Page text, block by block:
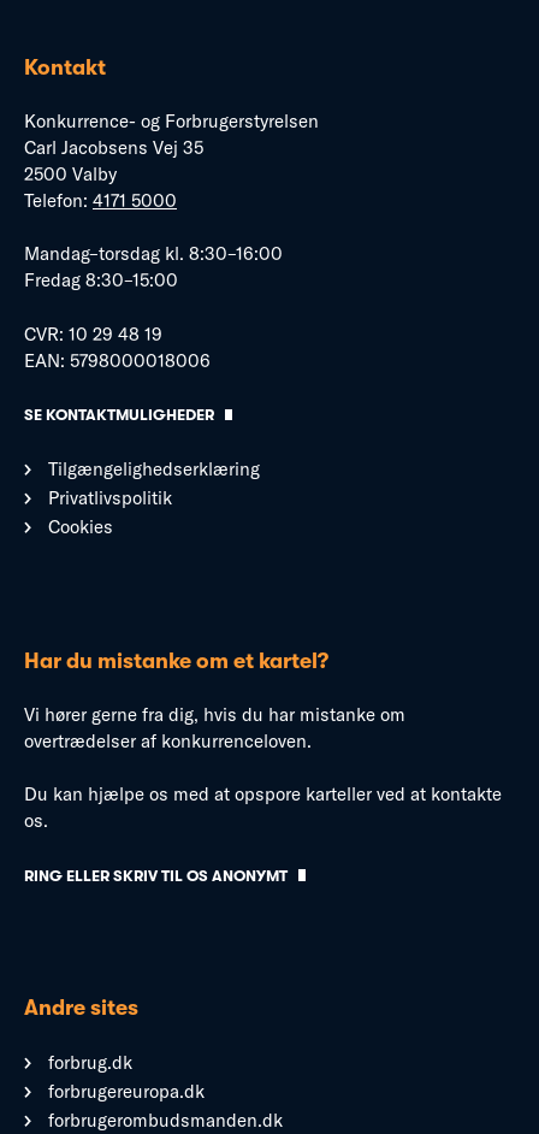
Kontakt
Konkurrence- og Forbrugerstyrelsen
Carl Jacobsens Vej 35
2500 Valby
Telefon: 4171 5000
Mandag–torsdag kl. 8:30–16:00
Fredag 8:30–15:00
CVR: 10 29 48 19
EAN: 5798000018006
SE KONTAKTMULIGHEDER
Tilgængelighedserklæring
Privatlivspolitik
Cookies
Har du mistanke om et kartel?
Vi hører gerne fra dig, hvis du har mistanke om
overtrædelser af konkurrenceloven.
Du kan hjælpe os med at opspore karteller ved at kontakte
os.
RING ELLER SKRIV TIL OS ANONYMT
Andre sites
forbrug.dk
forbrugereuropa.dk
forbrugerombudsmanden.dk